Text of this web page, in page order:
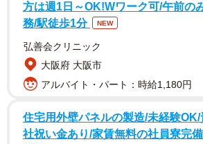
「おばちゃん！オレはアカンって言
気まずそうに話し出す友人。息子の
子猫を両手で大事そうに包み込んでい
があったの」と尋ねると、子猫がお菓
方は週1日～OK!Wワーク可/午前の
務/駅徒歩1分
NEW
弘善会クリニック
大阪府 大阪市
アルバイト・パート：時給1,180円
住宅用外壁パネルの製造/未経験OK/
社祝い金あり/家賃無料の社員寮完